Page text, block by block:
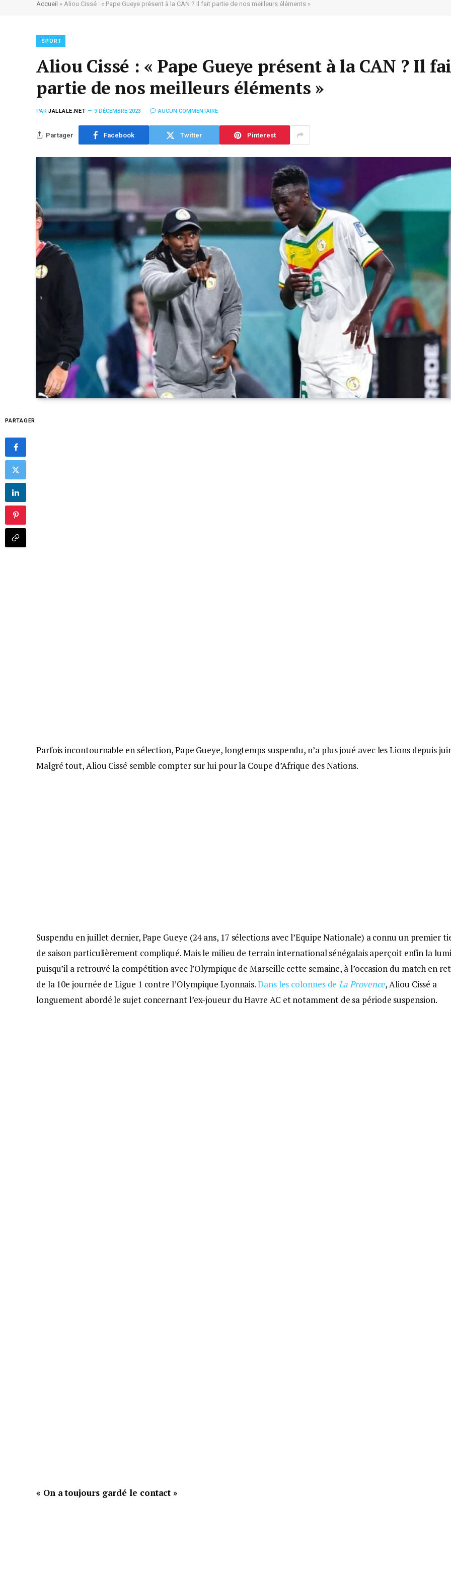
Accueil » Aliou Cissé : « Pape Gueye présent à la CAN ? Il fait partie de nos meilleurs éléments »
SPORT
Aliou Cissé : « Pape Gueye présent à la CAN ? Il
partie de nos meilleurs éléments »
PAR JALLALE.NET 9 DÉCEMBRE 2023 AUCUN COMMENTAIRE
Partager Facebook Twitter Pinterest
PARTAGER
Parfois incontournable en sélection, Pape Gueye, longtemps suspendu, n’a plus joué avec les Lions depuis
Malgré tout, Aliou Cissé semble compter sur lui pour la Coupe d’Afrique des Nations.
Suspendu en juillet dernier, Pape Gueye (24 ans, 17 sélections avec l’Equipe Nationale) a connu un premier
de saison particulièrement compliqué. Mais le milieu de terrain international sénégalais aperçoit enfin la
puisqu’il a retrouvé la compétition avec l’Olympique de Marseille cette semaine, à l’occasion du match en
de la 10e journée de Ligue 1 contre l’Olympique Lyonnais.Dans les colonnes deLa Provence, Aliou Cissé a
longuement abordé le sujet concernant l’ex-joueur du Havre AC et notamment de sa période suspension.
« On a toujours gardé le contact »